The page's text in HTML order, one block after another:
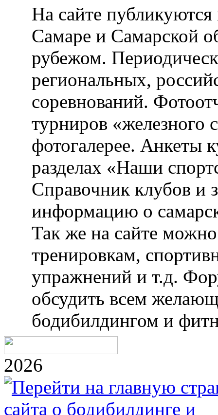
На сайте публикуются
Самаре и Самарской
рубежом.
региональных,
соревнований.
турниров «железного
фотогалерее. Анкеты
разделах «Наши
Справочник клубов и
информацию о
Так же на сайте
тренировкам,
упражнений и т.д.
обсудить всем
бодибилдингом и
2026